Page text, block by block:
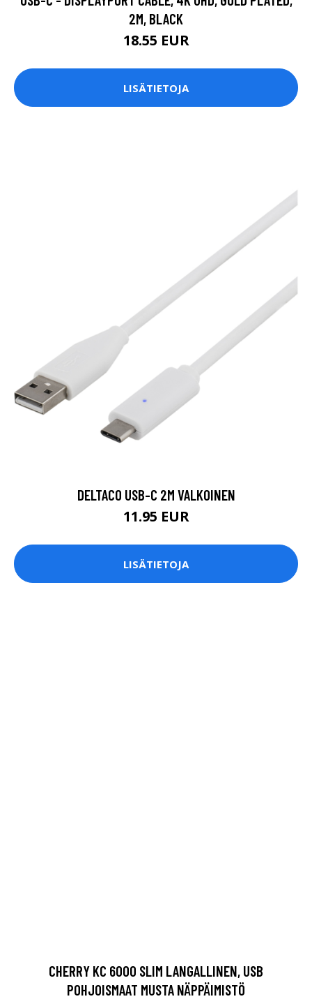
2M, BLACK
18.55 EUR
LISÄTIETOJA
DELTACO USB-C 2M VALKOINEN
11.95 EUR
LISÄTIETOJA
CHERRY KC 6000 SLIM LANGALLINEN, USB
POHJOISMAAT MUSTA NÄPPÄIMISTÖ